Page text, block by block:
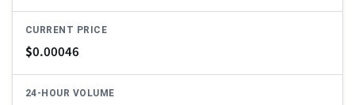
CURRENT PRICE
$0.00046
24-HOUR VOLUME